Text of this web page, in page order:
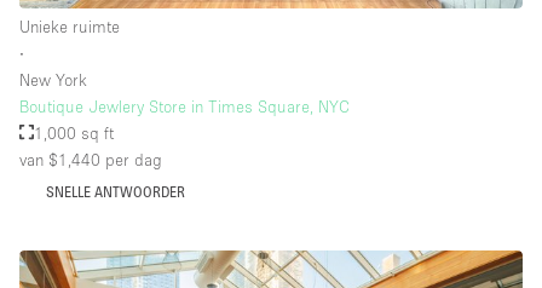
Winkelcentrum
Terras
Boven
Overig
Unieke ruimte
∙
New York
Boutique Jewlery Store in Times Square, NYC
1,000 sq ft
van $1,440 per dag
SNELLE ANTWOORDER